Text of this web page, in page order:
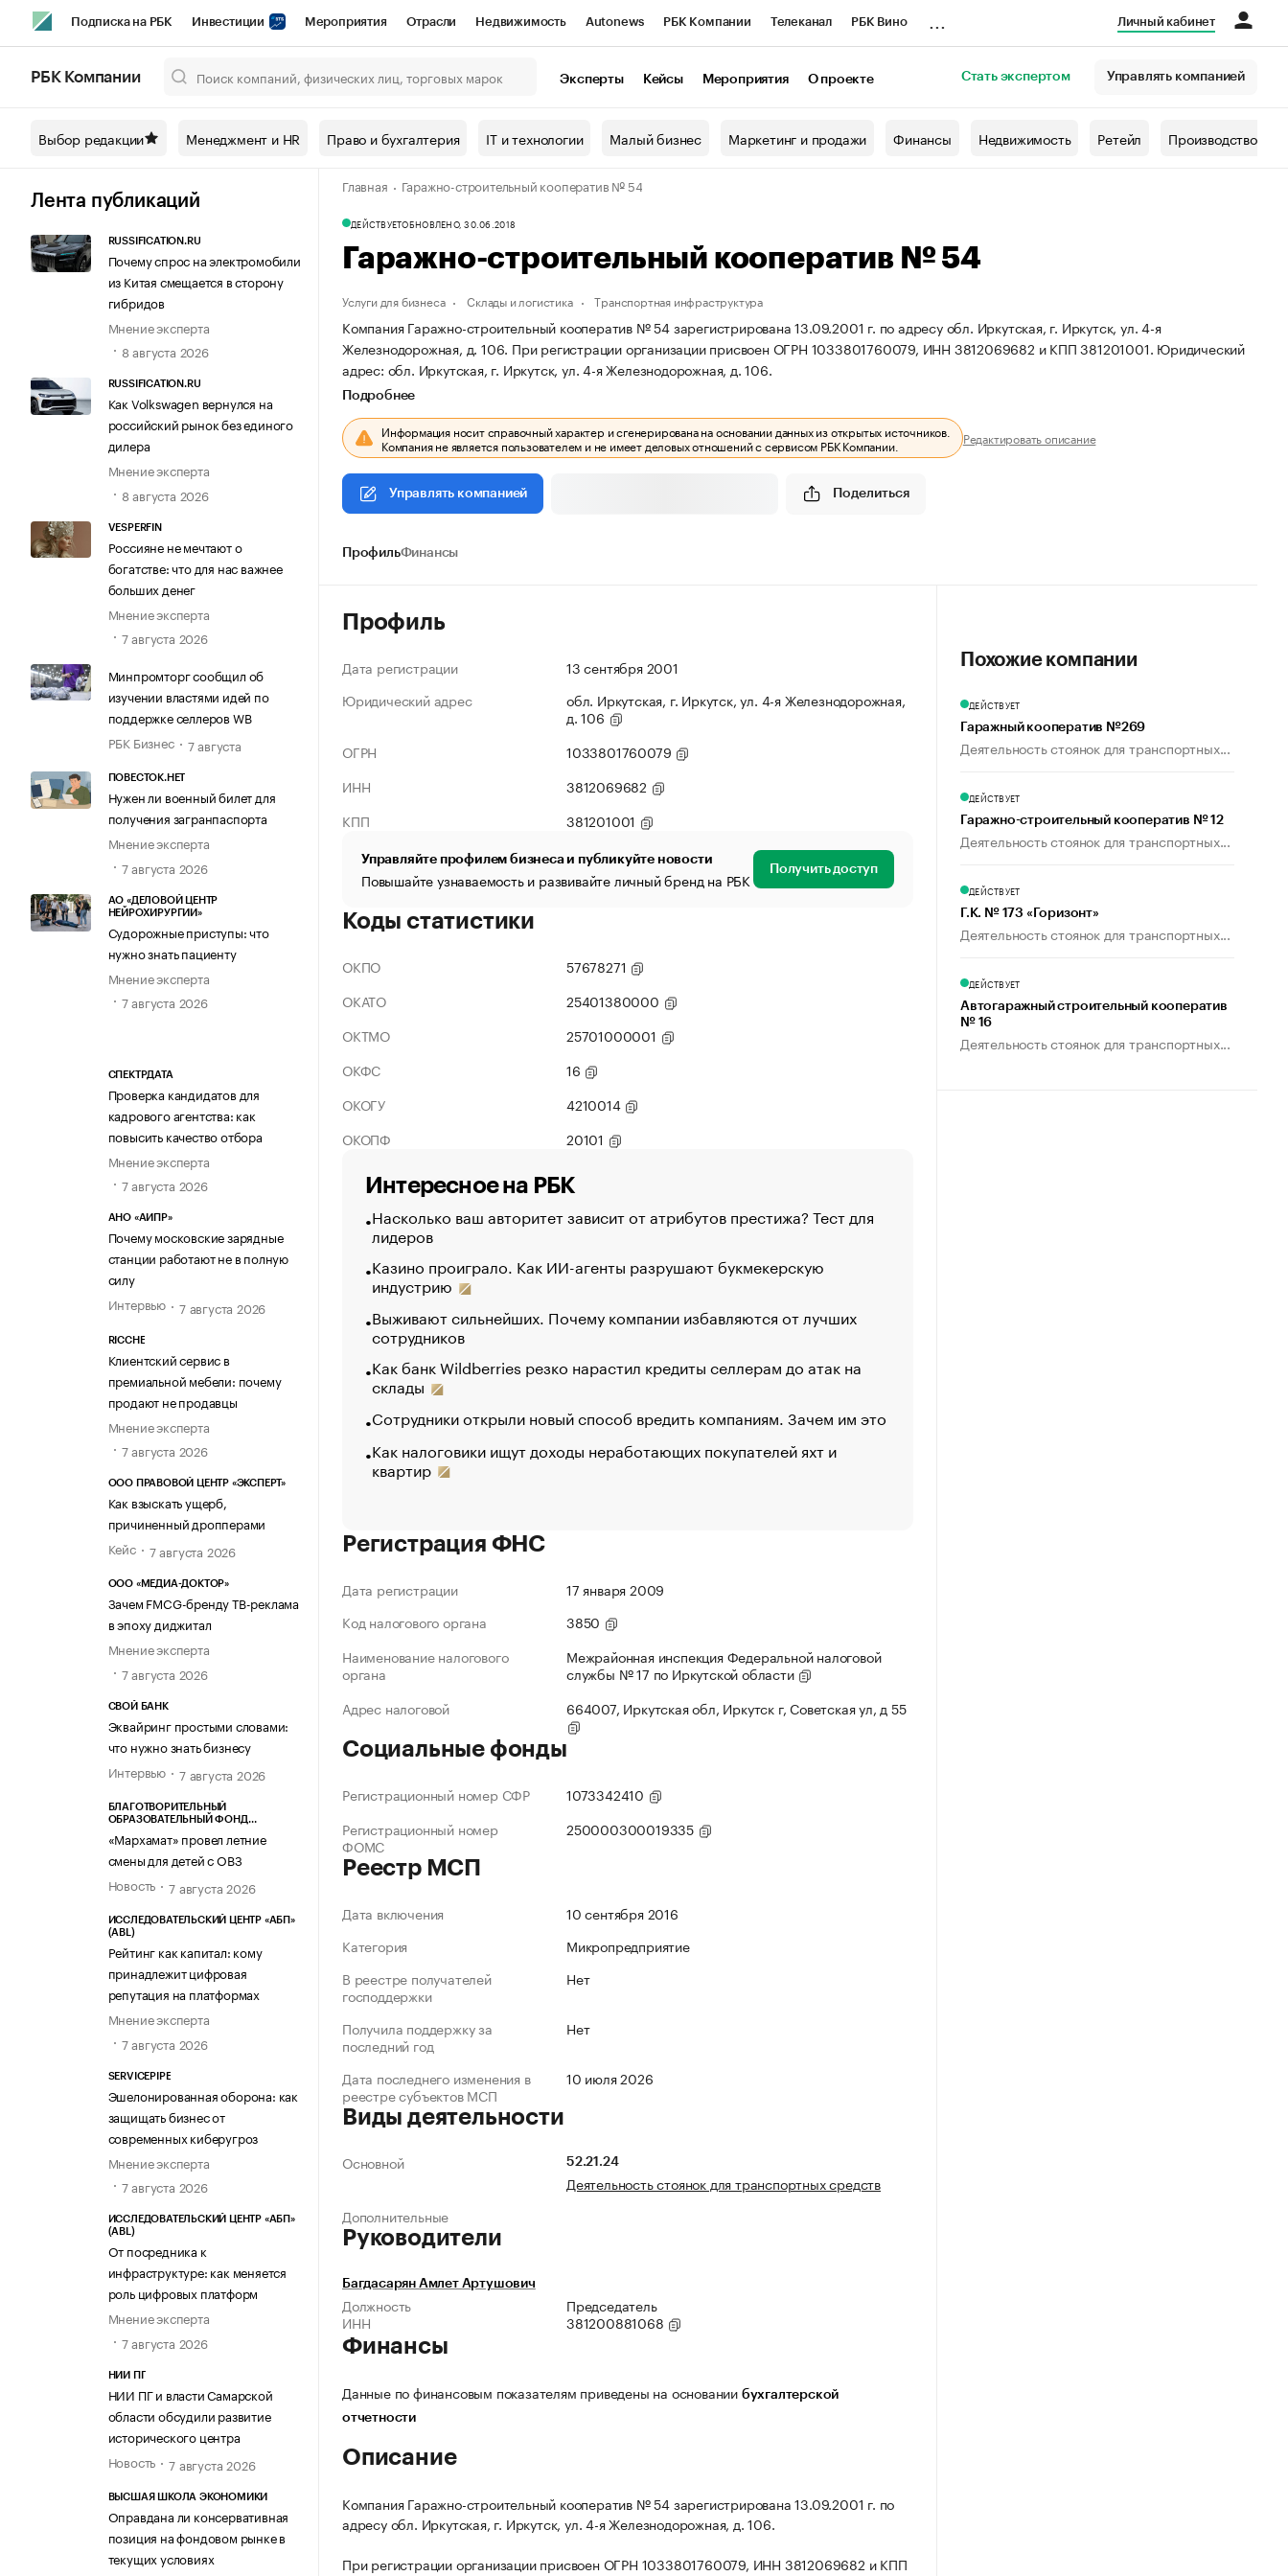
Подписка на РБК Инвестиции Мероприятия Отрасли Недвижимость Autonews РБК Компании Телеканал РБК Вино
Спецпроекты СПб Конференции СПб Спецпроекты Проверка контрагентов
Технологии и медиа Рынок наличной валюты
Личный кабинет
РБК Компании Эксперты Кейсы Мероприятия О проекте Стать экспертом Управлять компанией
Выбор редакции Менеджмент и HR Право и бухгалтерия IT и технологии Малый бизнес Маркетинг и продажи Финансы Недвижимость Ретейл Производство
Лента публикаций
RUSSIFICATION.RU
Почему спрос на электромобили
из Китая смещается в сторону
гибридов
Мнение эксперта
8 августа 2026
RUSSIFICATION.RU
Как Volkswagen вернулся на
российский рынок без единого
дилера
Мнение эксперта
8 августа 2026
VESPERFIN
Россияне не мечтают о
богатстве: что для нас важнее
больших денег
Мнение эксперта
7 августа 2026
Минпромторг сообщил об
изучении властями идей по
поддержке селлеров WB
РБК Бизнес
7 августа
ПОВЕСТОК.НЕТ
Нужен ли военный билет для
получения загранпаспорта
Мнение эксперта
7 августа 2026
АО «ДЕЛОВОЙ ЦЕНТР
НЕЙРОХИРУРГИИ»
Судорожные приступы: что
нужно знать пациенту
Мнение эксперта
7 августа 2026
СПЕКТРДАТА
Проверка кандидатов для
кадрового агентства: как
повысить качество отбора
Мнение эксперта
7 августа 2026
АНО «АИПР»
Почему московские зарядные
станции работают не в полную
силу
Интервью
7 августа 2026
RICCHE
Клиентский сервис в
премиальной мебели: почему
продают не продавцы
Мнение эксперта
7 августа 2026
ООО ПРАВОВОЙ ЦЕНТР «ЭКСПЕРТ»
Как взыскать ущерб,
причиненный дропперами
Кейс
7 августа 2026
ООО «МЕДИА-ДОКТОР»
Зачем FMCG-бренду ТВ-реклама
в эпоху диджитал
Мнение эксперта
7 августа 2026
СВОЙ БАНК
Эквайринг простыми словами:
что нужно знать бизнесу
Интервью
7 августа 2026
БЛАГОТВОРИТЕЛЬНЫЙ
ОБРАЗОВАТЕЛЬНЫЙ ФОНД
«Мархамат» провел летние
смены для детей с ОВЗ
Новость
7 августа 2026
ИССЛЕДОВАТЕЛЬСКИЙ ЦЕНТР «АБП»
(ABL)
Рейтинг как капитал: кому
принадлежит цифровая
репутация на платформах
Мнение эксперта
7 августа 2026
SERVICEPIPE
Эшелонированная оборона: как
защищать бизнес от
современных киберугроз
Мнение эксперта
7 августа 2026
ИССЛЕДОВАТЕЛЬСКИЙ ЦЕНТР «АБП»
(ABL)
От посредника к
инфраструктуре: как меняется
роль цифровых платформ
Мнение эксперта
7 августа 2026
НИИ ПГ
НИИ ПГ и власти Самарской
области обсудили развитие
исторического центра
Новость
7 августа 2026
ВЫСШАЯ ШКОЛА ЭКОНОМИКИ
Оправдана ли консервативная
позиция на фондовом рынке в
текущих условиях
Главная Гаражно-строительный кооператив № 54
ДЕЙСТВУЕТОБНОВЛЕНО, 30.06.2018
Гаражно-строительный кооператив № 54
Услуги для бизнеса Склады и логистика Транспортная инфраструктура
Компания Гаражно-строительный кооператив № 54 зарегистрирована 13.09.2001 г. по адресу обл. Иркутская, г. Иркутск, ул. 4-я
Железнодорожная, д. 106. При регистрации организации присвоен ОГРН 1033801760079, ИНН 3812069682 и КПП 381201001. Юридический
адрес: обл. Иркутская, г. Иркутск, ул. 4-я Железнодорожная, д. 106.
Подробнее
Информация носит справочный характер и сгенерирована на основании данных из открытых источников.
Компания не является пользователем и не имеет деловых отношений с сервисом РБК Компании. Редактировать описание
Управлять компанией Поделиться
ПрофильФинансы
Профиль
Дата регистрации
13 сентября 2001
Юридический адрес
обл. Иркутская, г. Иркутск, ул. 4-я Железнодорожная,
д. 106
ОГРН
1033801760079
ИНН
3812069682
КПП
381201001
Управляйте профилем бизнеса и публикуйте новости
Повышайте узнаваемость и развивайте личный бренд на РБК Получить доступ
Коды статистики
ОКПО
57678271
ОКАТО
25401380000
ОКТМО
25701000001
ОКФС
16
ОКОГУ
4210014
ОКОПФ
20101
Интересное на РБК
Насколько ваш авторитет зависит от атрибутов престижа? Тест для
лидеров
Казино проиграло. Как ИИ-агенты разрушают букмекерскую
индустрию
Выживают сильнейших. Почему компании избавляются от лучших
сотрудников
Как банк Wildberries резко нарастил кредиты селлерам до атак на
склады
Сотрудники открыли новый способ вредить компаниям. Зачем им это
Как налоговики ищут доходы неработающих покупателей яхт и
квартир
Регистрация ФНС
Дата регистрации
17 января 2009
Код налогового органа
3850
Наименование налогового
органа
Межрайонная инспекция Федеральной налоговой
службы № 17 по Иркутской области
Адрес налоговой
664007, Иркутская обл, Иркутск г, Советская ул, д 55
Социальные фонды
Регистрационный номер СФР
1073342410
Регистрационный номер
ФОМС
250000300019335
Реестр МСП
Дата включения
10 сентября 2016
Категория
Микропредприятие
В реестре получателей
господдержки
Нет
Получила поддержку за
последний год
Нет
Дата последнего изменения в
реестре субъектов МСП
10 июля 2026
Виды деятельности
Основной 52.21.24
Деятельность стоянок для транспортных средств
Дополнительные
Руководители
Багдасарян Амлет Артушович
Должность
Председатель
ИНН
381200881068
Финансы
Данные по финансовым показателям приведены на основании бухгалтерской
отчетности
Описание
Компания Гаражно-строительный кооператив № 54 зарегистрирована 13.09.2001 г. по
адресу обл. Иркутская, г. Иркутск, ул. 4-я Железнодорожная, д. 106.
При регистрации организации присвоен ОГРН 1033801760079, ИНН 3812069682 и КПП
Похожие компании
ДЕЙСТВУЕТ
Гаражный кооператив №269
Деятельность стоянок для транспортных...
ДЕЙСТВУЕТ
Гаражно-строительный кооператив № 12
Деятельность стоянок для транспортных...
ДЕЙСТВУЕТ
Г.К. № 173 «Горизонт»
Деятельность стоянок для транспортных...
ДЕЙСТВУЕТ
Автогаражный строительный кооператив
№ 16
Деятельность стоянок для транспортных...